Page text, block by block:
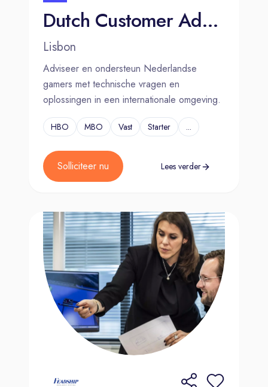
Dutch Customer Advisor for a Video Game Brand- Signing bonus
Lisbon
Adviseer en ondersteun Nederlandse
gamers met technische vragen en
oplossingen in een internationale omgeving.
HBO MBO Vast Starter ...
Solliciteer nu Lees verder